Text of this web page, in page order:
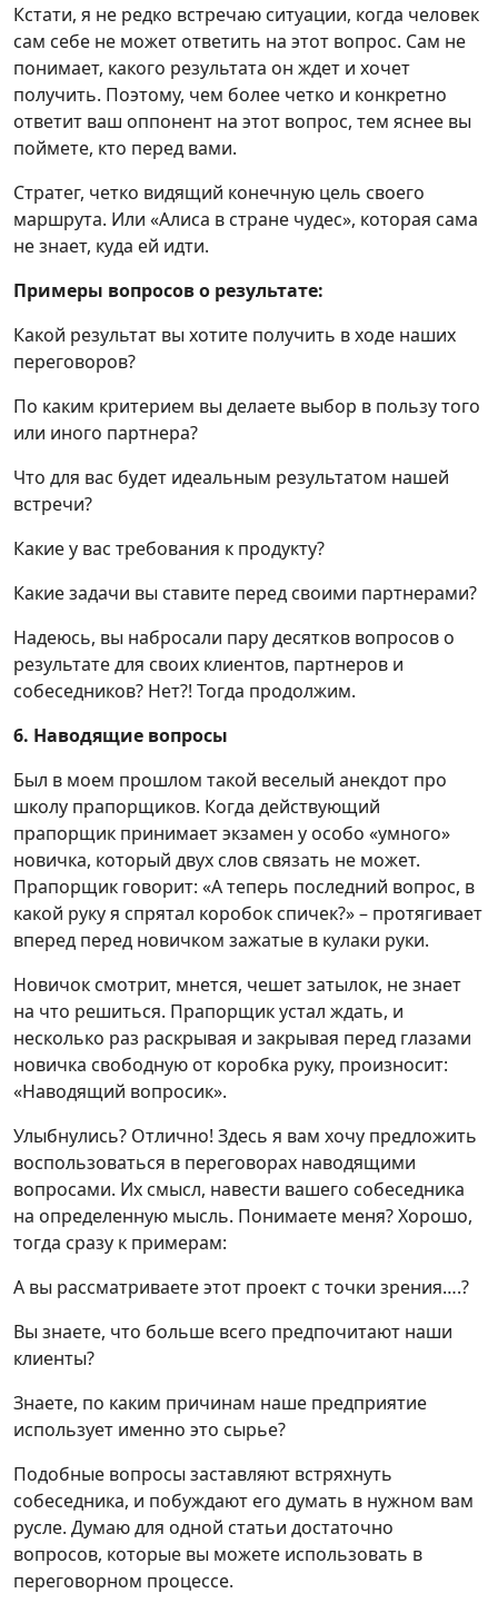
Кстати, я не редко встречаю ситуации, когда человек
сам себе не может ответить на этот вопрос. Сам не
понимает, какого результата он ждет и хочет
получить. Поэтому, чем более четко и конкретно
ответит ваш оппонент на этот вопрос, тем яснее вы
поймете, кто перед вами.
Стратег, четко видящий конечную цель своего
маршрута. Или «Алиса в стране чудес», которая сама
не знает, куда ей идти.
Примеры вопросов о результате:
Какой результат вы хотите получить в ходе наших
переговоров?
По каким критерием вы делаете выбор в пользу того
или иного партнера?
Что для вас будет идеальным результатом нашей
встречи?
Какие у вас требования к продукту?
Какие задачи вы ставите перед своими партнерами?
Надеюсь, вы набросали пару десятков вопросов о
результате для своих клиентов, партнеров и
собеседников? Нет?! Тогда продолжим.
6. Наводящие вопросы
Был в моем прошлом такой веселый анекдот про
школу прапорщиков. Когда действующий
прапорщик принимает экзамен у особо «умного»
новичка, который двух слов связать не может.
Прапорщик говорит: «А теперь последний вопрос, в
какой руку я спрятал коробок спичек?» – протягивает
вперед перед новичком зажатые в кулаки руки.
Новичок смотрит, мнется, чешет затылок, не знает
на что решиться. Прапорщик устал ждать, и
несколько раз раскрывая и закрывая перед глазами
новичка свободную от коробка руку, произносит:
«Наводящий вопросик».
Улыбнулись? Отлично! Здесь я вам хочу предложить
воспользоваться в переговорах наводящими
вопросами. Их смысл, навести вашего собеседника
на определенную мысль. Понимаете меня? Хорошо,
тогда сразу к примерам:
А вы рассматриваете этот проект с точки зрения….?
Вы знаете, что больше всего предпочитают наши
клиенты?
Знаете, по каким причинам наше предприятие
использует именно это сырье?
Подобные вопросы заставляют встряхнуть
собеседника, и побуждают его думать в нужном вам
русле. Думаю для одной статьи достаточно
вопросов, которые вы можете использовать в
переговорном процессе.